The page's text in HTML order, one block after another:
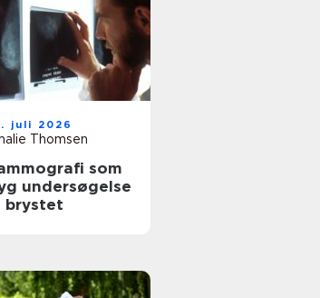
juli 2026
Thomsen
som
undersøgelse
brystet